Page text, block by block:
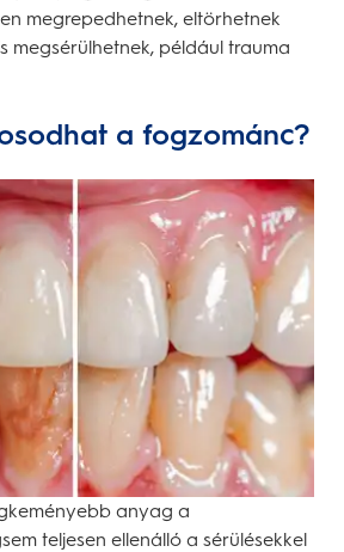
megrepedhetnek, eltörhetnek
megsérülhetnek, például trauma
a fogzománc?
anyag a
teljesen ellenálló a sérülésekkel